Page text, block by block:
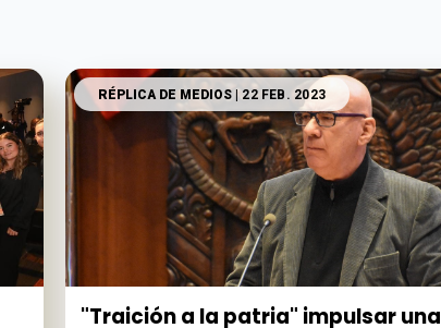
RÉPLICA DE MEDIOS| 22 FEB. 2023
"Traición a la patria" impulsar una